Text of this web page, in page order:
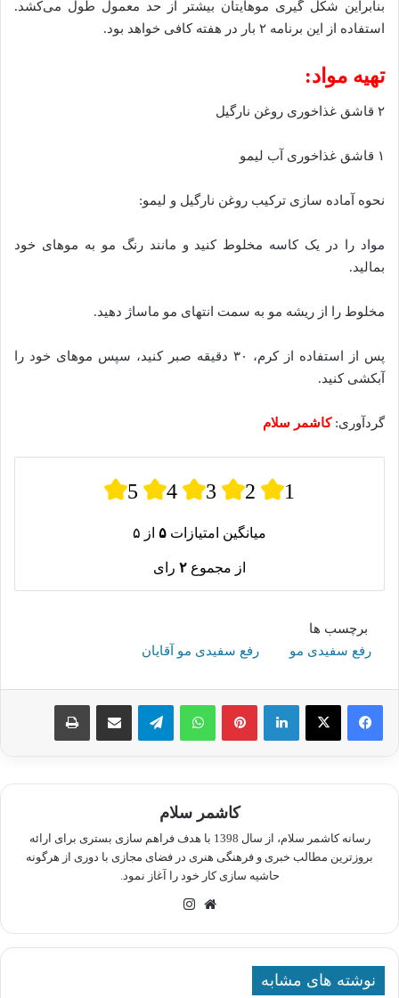
بنابراین شکل گیری موهایتان بیشتر از حد معمول طول می‌کشد.
استفاده از این برنامه ۲ بار در هفته کافی خواهد بود.
تهیه مواد:
۲ قاشق غذاخوری روغن نارگیل
۱ قاشق غذاخوری آب لیمو
نحوه آماده سازی ترکیب روغن نارگیل و لیمو:
مواد را در یک کاسه مخلوط کنید و مانند رنگ مو به مو‌های خود
بمالید.
مخلوط را از ریشه مو به سمت انتهای مو ماساژ دهید.
پس از استفاده از کرم، ۳۰ دقیقه صبر کنید، سپس مو‌های خود را
آبکشی کنید.
گردآوری:کاشمر سلام
5 4 3 2 1
میانگین امتیازات ۵ از ۵
از مجموع ۲ رای
برچسب ها
رفع سفیدی مو
رفع سفیدی مو آقایان
لینکدین پینترستواتس آپ تلگرام اشتراک گذاری از طریق ایمیل چاپ
کاشمر سلام
رسانه کاشمر سلام، از سال 1398 با هدف فراهم سازی بستری برای ارائه
بروزترین مطالب خبری و فرهنگی هنری در فضای مجازی با دوری از هرگونه
حاشیه سازی کار خود را آغاز نمود.
وبسایت
نوشته های مشابه